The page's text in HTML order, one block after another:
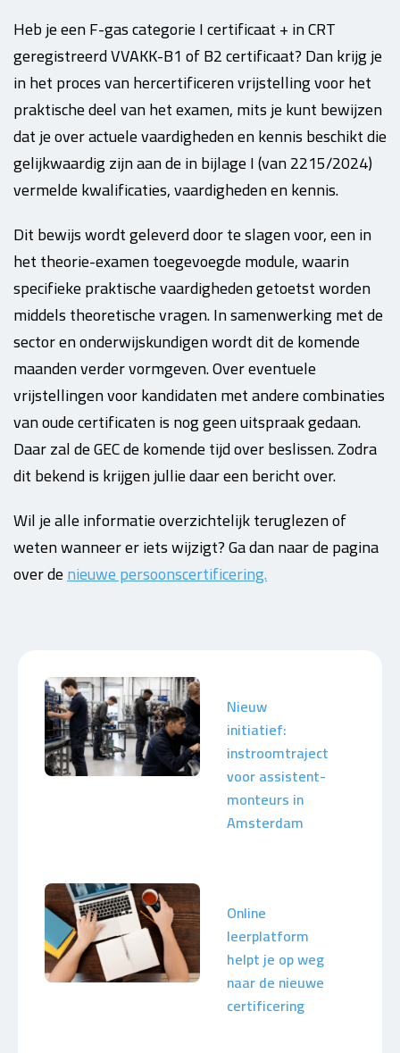
Heb je een F-gas categorie I certificaat + in CRT
geregistreerd VVAKK-B1 of B2 certificaat? Dan krijg je
in het proces van hercertificeren vrijstelling voor het
praktische deel van het examen, mits je kunt bewijzen
dat je over actuele vaardigheden en kennis beschikt die
gelijkwaardig zijn aan de in bijlage I (van 2215/2024)
vermelde kwalificaties, vaardigheden en kennis.
Dit bewijs wordt geleverd door te slagen voor, een in
het theorie-examen toegevoegde module, waarin
specifieke praktische vaardigheden getoetst worden
middels theoretische vragen. In samenwerking met de
sector en onderwijskundigen wordt dit de komende
maanden verder vormgeven.Over eventuele
vrijstellingen voor kandidaten met andere combinaties
van oude certificaten is nog geen uitspraak gedaan.
Daar zal de GEC de komende tijd over beslissen. Zodra
dit bekend is krijgen jullie daar een bericht over.
Wil je alle informatie overzichtelijk teruglezen of
weten wanneer er iets wijzigt? Ga dan naar de pagina
over denieuwe persoonscertificering.
Nieuw
initiatief:
instroomtraject
voor assistent-
monteurs in
Amsterdam
Online
leerplatform
helpt je op weg
naar de nieuwe
certificering